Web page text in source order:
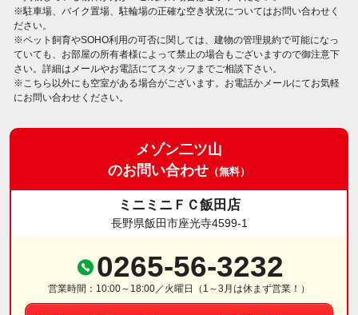
※駐車場、バイク置場、駐輪場の正確な空き状況についてはお問い合わせく
ださい。
※ペット飼育やSOHO利用の可否に関しては、建物の管理規約で可能になっ
ていても、お部屋の所有者様によって禁止の場合もございますので御注意下
さい。詳細はメールやお電話にてスタッフまでご相談下さい。
※こちら以外にも空室がある場合がございます。お電話かメールにてお気軽
にお問い合わせください。
メゾン二ツ山
のお問い合わせ （無料）
ミニミニＦＣ飯田店
長野県飯田市座光寺4599-1
0265-56-3232
営業時間：10:00～18:00／火曜日（1～3月は休まず営業！）